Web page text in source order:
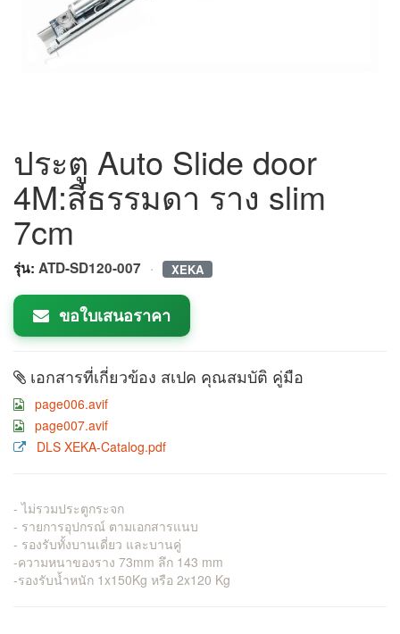
ประตู Auto Slide door
4M:สีธรรมดา ราง slim
7cm
รุ่น: ATD-SD120-007 · XEKA
ขอใบเสนอราคา
เอกสารที่เกี่ยวข้อง สเปค คุณสมบัติ คู่มือ
page006.avif
page007.avif
DLS XEKA-Catalog.pdf
- ไม่รวมประตูกระจก
- รายการอุปกรณ์ ตามเอกสารแนบ
- รองรับทั้งบานเดี่ยว และบานคู่
-ความหนาของราง 73mm ลึก 143 mm
-รองรับน้ำหนัก 1x150Kg หรือ 2x120 Kg